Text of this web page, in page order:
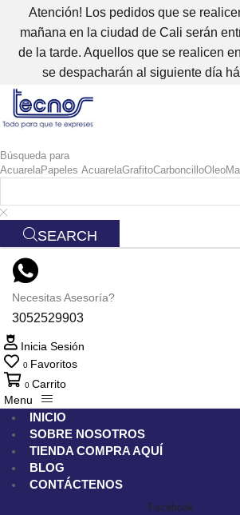
Atención! Los pedidos que se
mañana en la ciudad de Cali serán
de la tarde. Aquellos que se realicen
se despacharán al siguiente día
Búsqueda para
AcuarelaPapeles AcuarelaGrafitoCarboncilloOleo
SEARCH
Necesitas Asesoría?
3052529903
Inicia Sesión
0 Favoritos
0 Carrito
Menu
INICIO
SOBRE NOSOTROS
TIENDA COMPRA AQUÍ
BLOG
CONTÁCTENOS
Facebook